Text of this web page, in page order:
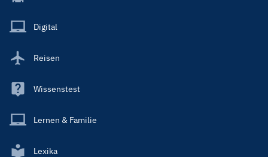
Main
Digital
Reisen
Wissenstest
Lernen & Familie
Lexika